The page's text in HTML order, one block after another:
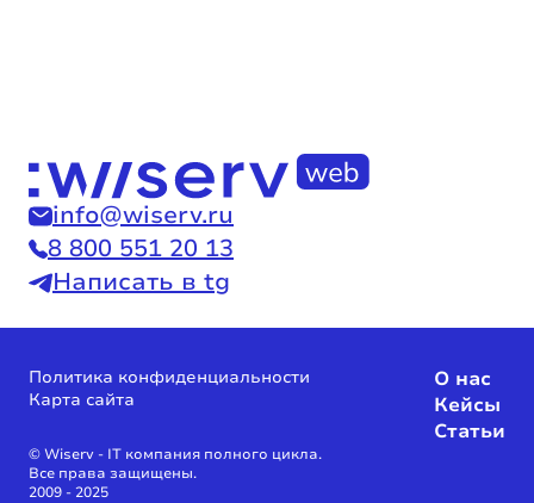
info@wiserv.ru
8 800 551 20 13
Написать в tg
© Wiserv - IT компания полного цикла.
Все права защищены.
2009 - 2025
Политика конфиденциальности
Карта сайта
О нас
Кейсы
Статьи